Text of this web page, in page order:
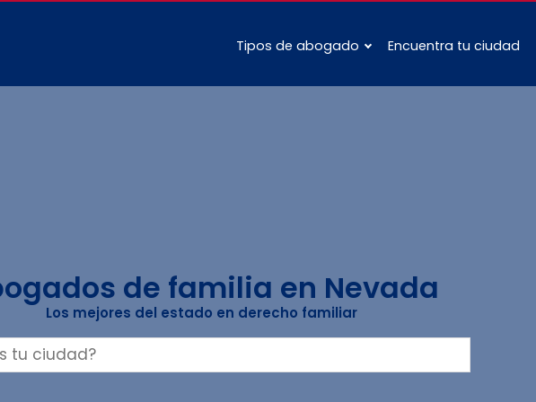
Tipos de abogado Encuentra tu ciudad
de familia en Nevada
Los mejores del estado en derecho familiar
Buscar